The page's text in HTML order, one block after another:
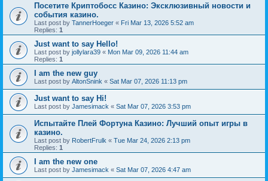
Посетите Криптобосс Казино: Эксклюзивный новости и
события казино.
Last post by TannerHoeger « Fri Mar 13, 2026 5:52 am
Replies: 1
Just want to say Hello!
Last post by jollylara39 « Mon Mar 09, 2026 11:44 am
Replies: 1
I am the new guy
Last post by AltonSnink « Sat Mar 07, 2026 11:13 pm
Just want to say Hi!
Last post by Jamesimack « Sat Mar 07, 2026 3:53 pm
Испытайте Плей Фортуна Казино: Лучший опыт игры в
казино.
Last post by RobertFrulk « Tue Mar 24, 2026 2:13 pm
Replies: 1
I am the new one
Last post by Jamesimack « Sat Mar 07, 2026 4:47 am